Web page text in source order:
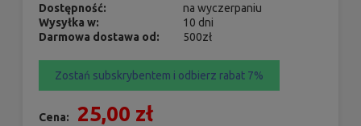
Dostępność:
na wyczerpaniu
Wysyłka w:
10 dni
Darmowa dostawa od:
500zł
Zostań subskrybentem i odbierz rabat 7%
Cena: 25,00 zł